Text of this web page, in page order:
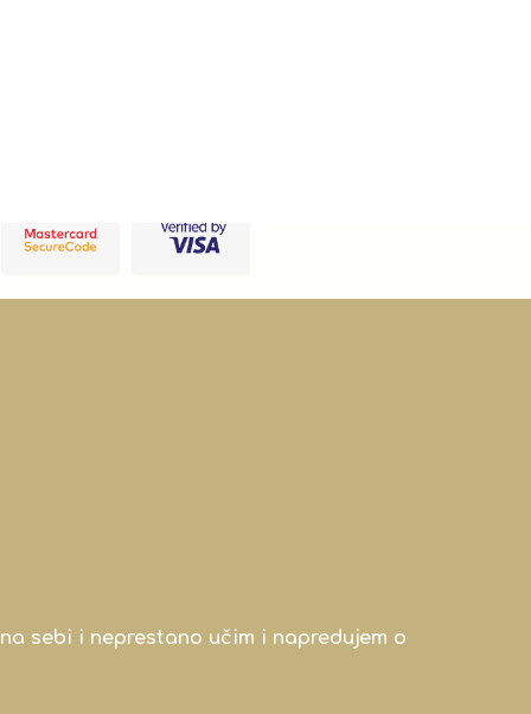
sebi i neprestano učim i napredujem o